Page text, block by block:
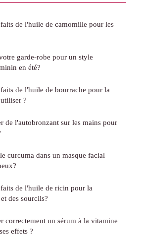
de l'huile de camomille pour les
garde-robe pour un style
en été?
de l'huile de bourrache pour la
?
de l'autobronzant sur les mains pour
curcuma dans un masque facial
de l'huile de ricin pour la
des sourcils?
correctement un sérum à la vitamine
effets ?